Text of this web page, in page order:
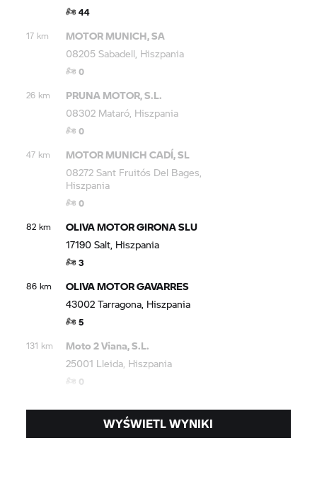
44
17 km
MOTOR MUNICH, SA
08205 Sabadell, Hiszpania
0
26 km
PRUNA MOTOR, S.L.
08302 Mataró, Hiszpania
0
47 km
MOTOR MUNICH CADÍ, SL
08272 Sant Fruitós Del Bages,
Hiszpania
0
82 km
OLIVA MOTOR GIRONA SLU
17190 Salt, Hiszpania
3
86 km
OLIVA MOTOR GAVARRES
43002 Tarragona, Hiszpania
5
131 km
Moto 2 Viana, S.L.
25001 Lleida, Hiszpania
0
WYŚWIETL WYNIKI